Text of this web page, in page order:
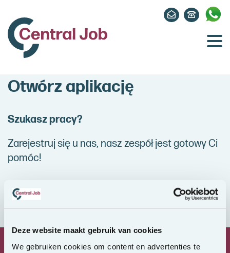
Deze website maakt gebruik van cookies
We gebruiken cookies om content en advertenties te
Otwórz aplikację
Szukasz pracy?
Zarejestruj się u nas, nasz zespół jest gotowy Ci
pomóc!